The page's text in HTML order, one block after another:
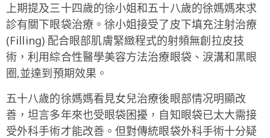
上期提及三十四歲的徐小姐和五十八歲的徐媽媽來求
診有關下眼袋治療。徐小姐接受了皮下填充注射治療
(Filling) 配合眼部肌膚緊緻程式的射頻無創拉皮技
術，利用綜合性醫學美容方法治療眼袋、淚溝和黑眼
圈,並達到預期效果。
五十八歲的徐媽媽看見女兒治療後眼部情况明顯改
善，坦言多年來也受眼袋困擾，自知眼袋已太大需接
受外科手術才能改善。但對傳統眼袋外科手術十分疑